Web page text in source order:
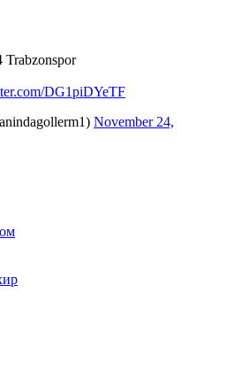
Trabzonspor
DG1piDYeTF
November 24,